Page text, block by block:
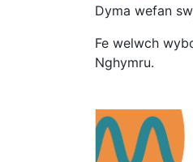
Dyma wefan
Fe welwch
Nghymru.